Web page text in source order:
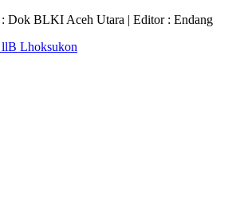
Dok BLKI Aceh Utara | Editor : Endang
Lhoksukon